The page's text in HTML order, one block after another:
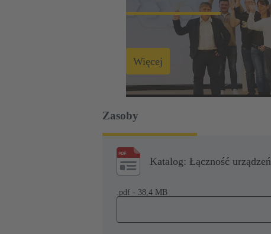
Więcej
Zasoby
Katalog: Łączność urządzeń
.pdf - 38,4 MB